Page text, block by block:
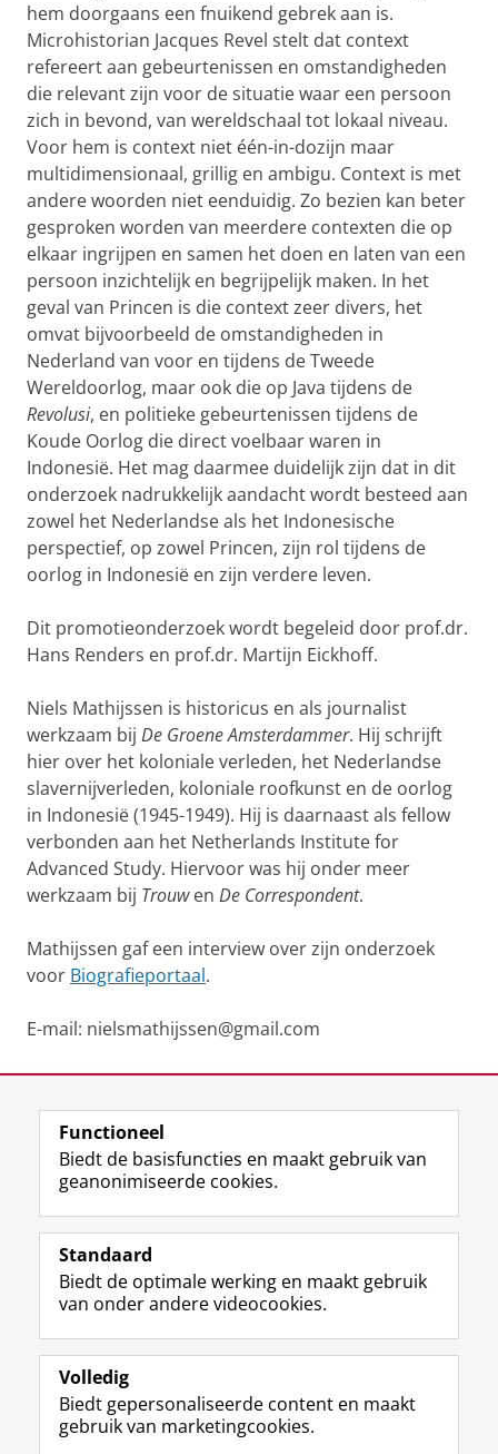
hem doorgaans een fnuikend gebrek aan is.
Microhistorian Jacques Revel stelt dat context
refereert aan gebeurtenissen en omstandigheden
die relevant zijn voor de situatie waar een persoon
zich in bevond, van wereldschaal tot lokaal niveau.
Voor hem is context niet één-in-dozijn maar
multidimensionaal, grillig en ambigu. Context is met
andere woorden niet eenduidig. Zo bezien kan beter
gesproken worden van meerdere contexten die op
elkaar ingrijpen en samen het doen en laten van een
persoon inzichtelijk en begrijpelijk maken. In het
geval van Princen is die context zeer divers, het
omvat bijvoorbeeld de omstandigheden in
Nederland van voor en tijdens de Tweede
Wereldoorlog, maar ook die op Java tijdens de
Revolusi, en politieke gebeurtenissen tijdens de
Koude Oorlog die direct voelbaar waren in
Indonesië. Het mag daarmee duidelijk zijn dat in dit
onderzoek nadrukkelijk aandacht wordt besteed aan
zowel het Nederlandse als het Indonesische
perspectief, op zowel Princen, zijn rol tijdens de
oorlog in Indonesië en zijn verdere leven.
Dit promotieonderzoek wordt begeleid door prof.dr.
Hans Renders en prof.dr. Martijn Eickhoff.
Niels Mathijssen is historicus en als journalist
werkzaam bij De Groene Amsterdammer. Hij schrijft
hier over het koloniale verleden, het Nederlandse
slavernijverleden, koloniale roofkunst en de oorlog
in Indonesië (1945-1949). Hij is daarnaast als fellow
verbonden aan het Netherlands Institute for
Advanced Study. Hiervoor was hij onder meer
werkzaam bij Trouwen De Correspondent.
Mathijssen gaf een interview over zijn onderzoek
voor Biografieportaal.
E-mail: nielsmathijssen@gmail.com
View this page in:English
Volg de RUG
F
a
e
b
o
p
a
L
i
k
e
I
-
p
R
S
-
f
e
R
I
n
t
r
m
Y
o
T
e
k
Studiekiezers
Alumni
Over ons
Functioneel
Biedt de basisfuncties en maakt gebruik van
geanonimiseerde cookies.
Standaard
Biedt de optimale werking en maakt gebruik
van onder andere videocookies.
Volledig
Biedt gepersonaliseerde content en maakt
gebruik van marketingcookies.